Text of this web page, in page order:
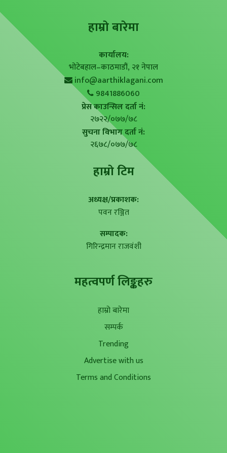
हाम्राे बारेमा
कार्यालय:
भोटेबहाल–काठमाडौं, २१ नेपाल
info@aarthiklagani.com
9841886060
प्रेस काउन्सिल दर्ता नं:
२७२२/०७७/७८
सुचना विभाग दर्ता नं:
२६७८/०७७/७८
हाम्राे टिम
अध्यक्ष/प्रकाशक:
पवन रञ्जित
सम्पादक:
गिरिन्द्रमान राजवंशी
महत्वपर्ण लिङ्कहरु
हाम्रो बारेमा
सम्पर्क
Trending
Advertise with us
Terms and Conditions